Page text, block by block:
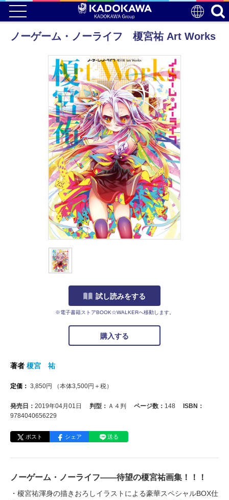
ノーゲーム・ノーライフ 榎宮祐 Art Works
試し読みをする
※電子書籍ストアBOOK☆WALKERへ移動します。
購入する
著者 榎宮 祐
定価： 3,850円 （本体3,500円＋税）
発売日： 2019年04月01日 判型： Ａ４判 ページ数： 148
ISBN：
9784040656229
ポスト シェア 送る
ノーゲーム・ノーライフ――待望の榎宮祐画集！！！
・榎宮祐渾身の描きおろしイラストによる豪華スペシャルBOX仕